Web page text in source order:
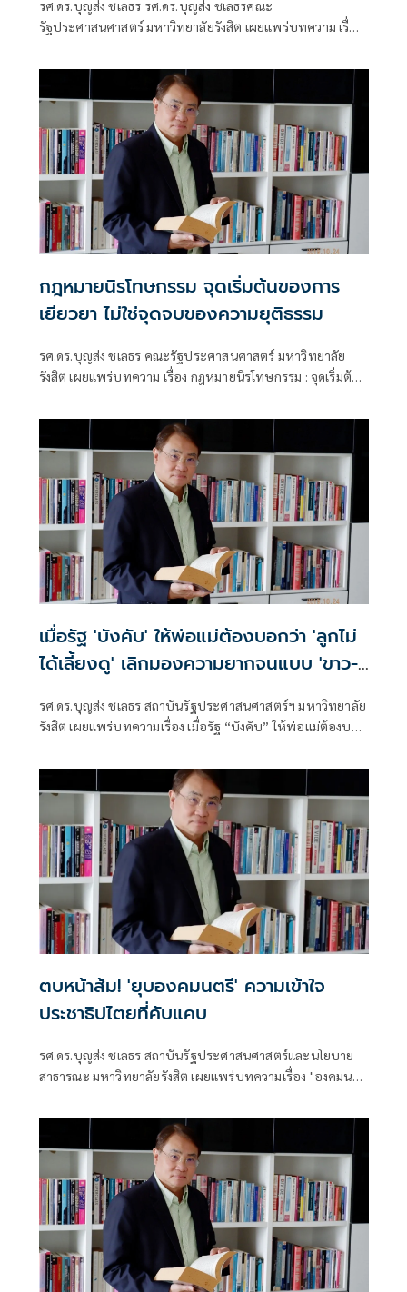
รศ.ดร.บุญส่ง ชเลธร รศ.ดร.บุญส่ง ชเลธรคณะ
รัฐประศาสนศาสตร์ มหาวิทยาลัยรังสิต เผยแพร่บทความ เรื่อง
เนื้อหาดังนี้
กฎหมายนิรโทษกรรม จุดเริ่มต้นของการ
เยียวยา ไม่ใช่จุดจบของความยุติธรรม
รศ.ดร.บุญส่ง ชเลธร คณะรัฐประศาสนศาสตร์ มหาวิทยาลัย
รังสิต เผยแพร่บทความ เรื่อง กฎหมายนิรโทษกรรม : จุดเริ่มต้น
เมื่อรัฐ 'บังคับ' ให้พ่อแม่ต้องบอกว่า 'ลูกไม่
ได้เลี้ยงดู' เลิกมองความยากจนแบบ 'ขาว-
รศ.ดร.บุญส่ง ชเลธร สถาบันรัฐประศาสนศาสตร์ฯ มหาวิทยาลัย
รังสิต เผยแพร่บทความเรื่อง เมื่อรัฐ “บังคับ” ให้พ่อแม่ต้องบอก
ตบหน้าส้ม! 'ยุบองคมนตรี' ความเข้าใจ
ประชาธิปไตยที่คับแคบ
รศ.ดร.บุญส่ง ชเลธร สถาบันรัฐประศาสนศาสตร์และนโยบาย
สาธารณะ มหาวิทยาลัยรังสิต เผยแพร่บทความเรื่อง "องคมนตรี